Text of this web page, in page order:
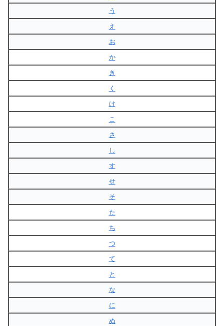
う
え
お
か
き
く
け
こ
さ
し
す
せ
そ
た
ち
つ
て
と
な
に
ぬ